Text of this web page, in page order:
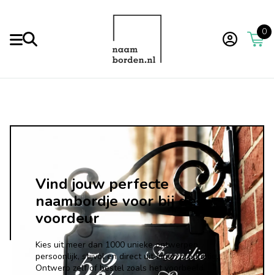
0
Vind jouw perfecte
naambordje voor bij de
voordeur
Kies uit meer dan 1000 unieke ontwerpen.
persoonlijk, stijvol en direct uit eigen productie.
Ontwerp zelf of bestel zoals het voorbeeld.